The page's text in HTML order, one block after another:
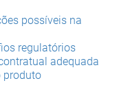
possíveis na
regulatórios
adequada
produto